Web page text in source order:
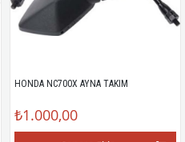
HONDA NC700X AYNA TAKIM
₺1.000,00